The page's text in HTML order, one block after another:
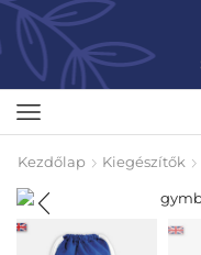
Kezdőlap Kiegészítők